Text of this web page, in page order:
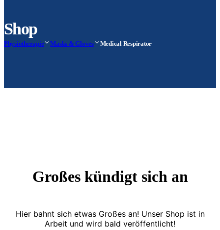
Shop
Physiotherapie Masks & Gloves Medical Respirator
Großes kündigt sich an
Hier bahnt sich etwas Großes an! Unser Shop ist in
Arbeit und wird bald veröffentlicht!